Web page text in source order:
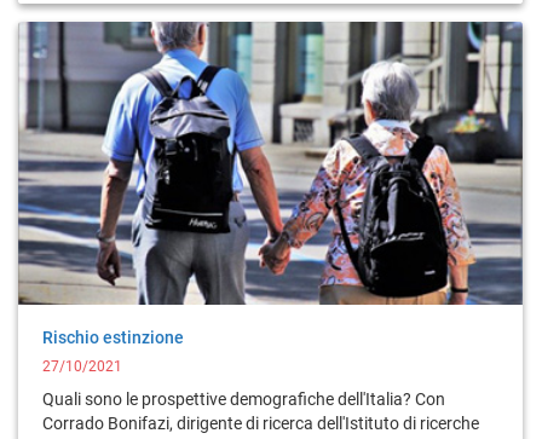
Rischio estinzione
27/10/2021
Quali sono le prospettive demografiche dell'Italia? Con
Corrado Bonifazi, dirigente di ricerca dell'Istituto di ricerche